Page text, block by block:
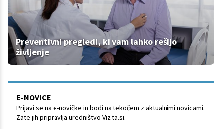
Preventivni pregledi, ki vam lahko rešijo
življenje
E-NOVICE
Prijavi se na e-novičke in bodi na tekočem z aktualnimi novicami.
Zate jih pripravlja uredništvo Vizita.si.